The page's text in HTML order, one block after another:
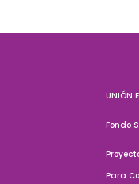
UNIÓN
Fondo
Para